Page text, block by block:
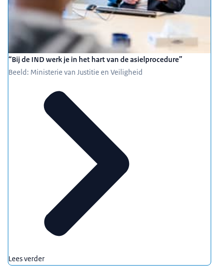
“Bij de IND werk je in het hart van de asielprocedure”
Beeld: Ministerie van Justitie en Veiligheid
Lees verder